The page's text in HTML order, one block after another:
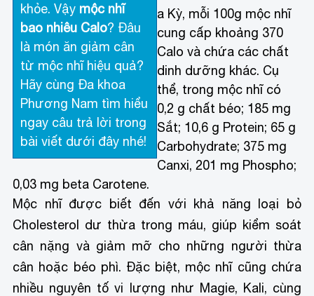
khỏe. Vậy mộc nhĩ
bao nhiêu Calo? Đâu
là món ăn giảm cân
từ mộc nhĩ hiệu quả?
Hãy cùng Đa khoa
Phương Nam tìm hiểu
ngay câu trả lời trong
bài viết dưới đây nhé!
a Kỳ, mỗi 100g mộc nhĩ
cung cấp khoảng 370
Calo và chứa các chất
dinh dưỡng khác. Cụ
thể, trong mộc nhĩ có
0,2 g chất béo; 185 mg
Sắt; 10,6 g Protein; 65 g
Carbohydrate; 375 mg
Canxi, 201 mg Phospho;
0,03 mg beta Carotene.
Mộc nhĩ được biết đến với khả năng loại bỏ
Cholesterol dư thừa trong máu, giúp kiểm soát
cân nặng và giảm mỡ cho những người thừa
cân hoặc béo phì. Đặc biệt, mộc nhĩ cũng chứa
nhiều nguyên tố vi lượng như Magie, Kali, cùng